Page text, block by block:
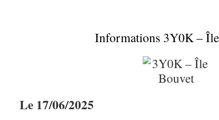
Informations 3Y0K –
Le 17/06/2025